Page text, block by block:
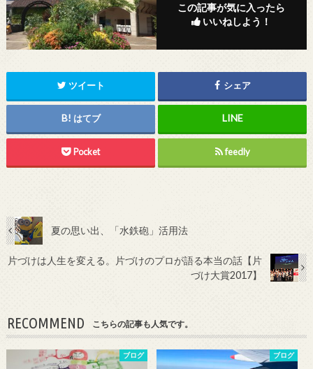
この記事が気に入ったら
いいねしよう！
ツイート シェア
はてブ
Pocket feedly
夏の思い出、「水鉄砲」活用法
片づけは人生を変える。片づけのプロが語る本当の話【片
づけ大賞2017】
RECOMMEND こちらの記事も人気です。
ブログ ブログ